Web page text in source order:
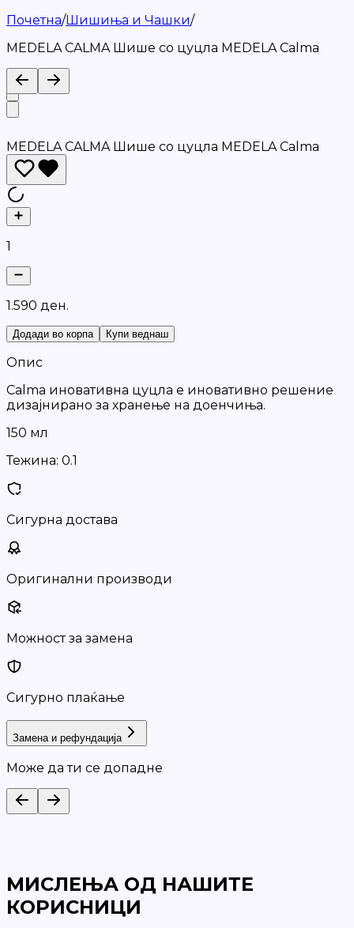
Почетна/Шишиња и Чашки/
MEDELA CALMA Шише со цуцла MEDELA Calma
MEDELA CALMA Шише со цуцла MEDELA Calma
1
1.590 ден.
Додади во корпа Купи веднаш
Опис
Calma иновативна цуцла е иновативно решение
дизајнирано за хранење на доенчиња.
150 мл
Тежина: 0.1
Сигурна достава
Оригинални производи
Можност за замена
Сигурно плаќање
Замена и рефундација
Може да ти се допадне
МИСЛЕЊА ОД НАШИТЕ
КОРИСНИЦИ